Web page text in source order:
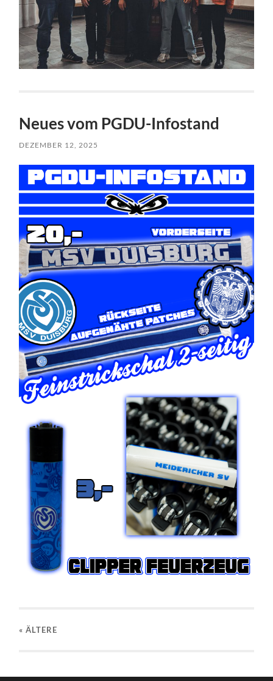
Neues vom PGDU-Infostand
DEZEMBER 12, 2025
« ÄLTERE